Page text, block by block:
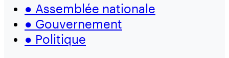
● Assemblée nationale
● Gouvernement
● Politique